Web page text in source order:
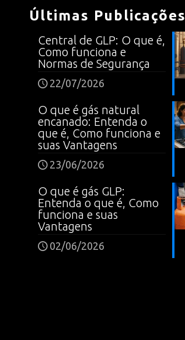
Últimas Publicações
Central de GLP: O que é,
Como funciona e
Normas de Segurança
22/07/2026
O que é gás natural
encanado: Entenda o
que é, Como funciona e
suas Vantagens
23/06/2026
O que é gás GLP:
Entenda o que é, Como
funciona e suas
Vantagens
02/06/2026